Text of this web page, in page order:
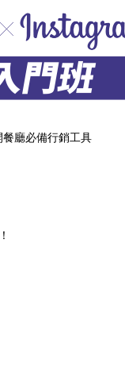
廳必備行銷工具